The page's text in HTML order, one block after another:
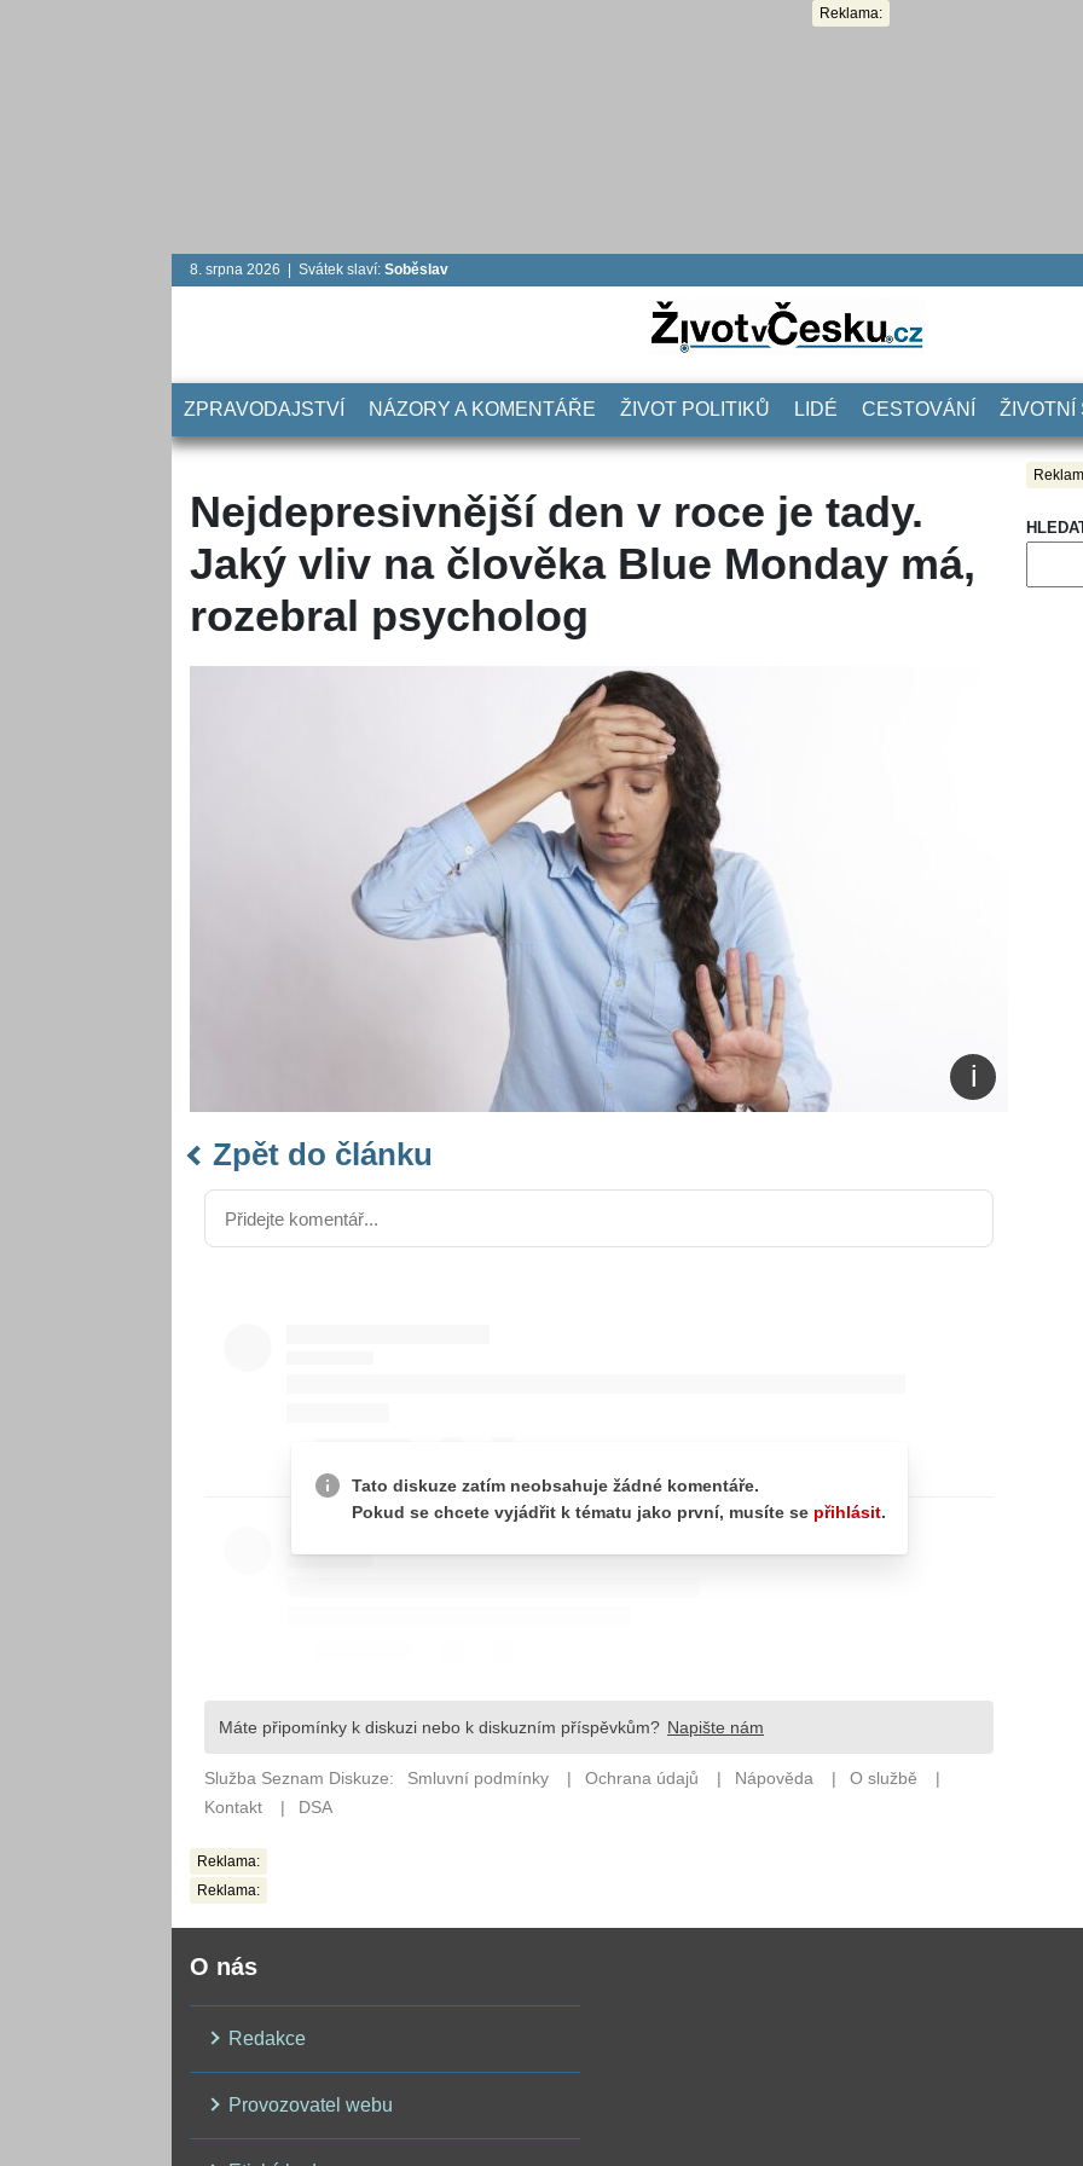
Reklama:
8. srpna 2026 | Svátek slaví: Soběslav
ZPRAVODAJSTVÍ NÁZORY A KOMENTÁŘE ŽIVOT POLITIKŮ LIDÉ CESTOVÁNÍ ŽIVOTNÍ
Nejdepresivnější den v roce je tady.
Jaký vliv na člověka Blue Monday má,
rozebral psycholog
Zpět do článku
Reklama:
Reklama:
O nás
Redakce
Provozovatel webu